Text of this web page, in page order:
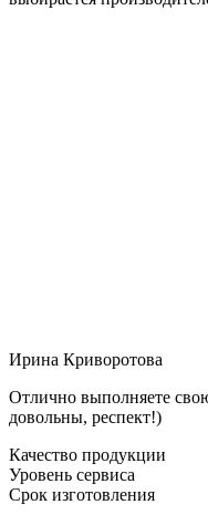
Ирина Криворотова
Отлично выполняете
довольны, респект!)
Качество продукции
Уровень сервиса
Срок изготовления